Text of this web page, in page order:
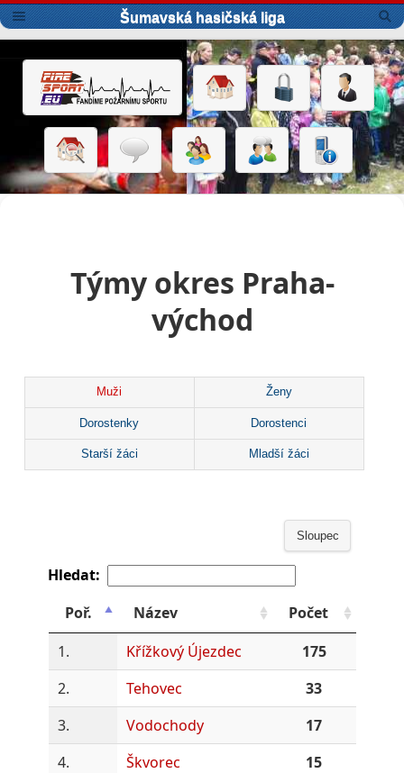
Šumavská hasičská liga
Týmy okres Praha-
východ
Muži Ženy
Dorostenky Dorostenci
Starší žáci Mladší žáci
Sloupec
Hledat:
Poř.
Název
Počet
1.
Křížkový Újezdec
175
2.
Tehovec
33
3.
Vodochody
17
4.
Škvorec
15